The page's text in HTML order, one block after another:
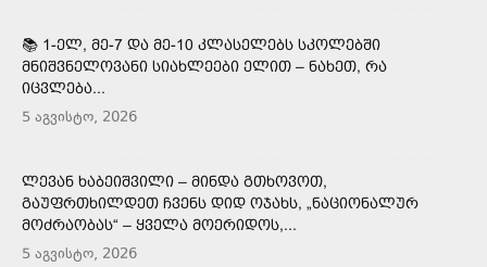
📚 1-ᲔᲚ, ᲛᲔ-7 ᲓᲐ ᲛᲔ-10 ᲙᲚᲐᲡᲔᲚᲔᲑᲡ ᲡᲙᲝᲚᲔᲑᲨᲘ
ᲛᲜᲘᲨᲕᲜᲔᲚᲝᲕᲐᲜᲘ ᲡᲘᲐᲮᲚᲔᲔᲑᲘ ᲔᲚᲘᲗ – ᲜᲐᲮᲔᲗ, ᲠᲐ
ᲘᲪᲕᲚᲔᲑᲐ...
5 აგვისტო, 2026
ᲚᲔᲕᲐᲜ ᲮᲐᲑᲔᲘᲨᲕᲘᲚᲘ – ᲛᲘᲜᲓᲐ ᲒᲗᲮᲝᲕᲝᲗ,
ᲒᲐᲣᲤᲠᲗᲮᲘᲚᲓᲔᲗ ᲩᲕᲔᲜᲡ ᲓᲘᲓ ᲝᲯᲐᲮᲡ, „ᲜᲐᲪᲘᲝᲜᲐᲚᲣᲠ
ᲛᲝᲫᲠᲐᲝᲑᲐᲡ“ – ᲧᲕᲔᲚᲐ ᲛᲝᲔᲠᲘᲓᲝᲡ,...
5 აგვისტო, 2026